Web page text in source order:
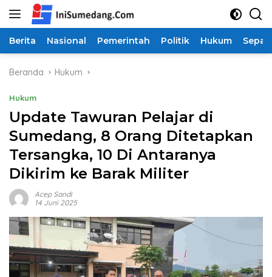
Langsung
Berita Nasional Pemerintah Politik Hukum
Beranda Hukum
Hukum
Update Tawuran Pelajar di
Sumedang, 8 Orang Ditetapkan
Tersangka, 10 Di Antaranya
Dikirim ke Barak Militer
Acep Sandi
14 Juni 2025